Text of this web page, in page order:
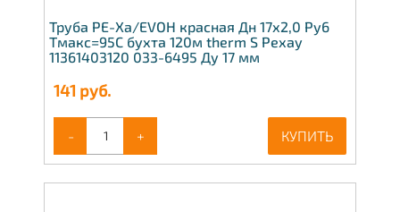
Труба PE-Xa/EVOH красная Дн 17х2,0 Ру6
Тмакс=95C бухта 120м therm S Рехау
11361403120 033-6495 Ду 17 мм
141 руб.
- + КУПИТЬ